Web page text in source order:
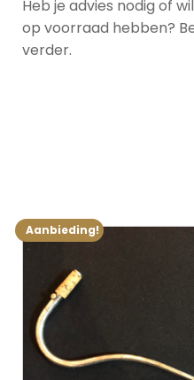
Heb je advies nodig of
op voorraad hebben?
verder.
Aanbieding!